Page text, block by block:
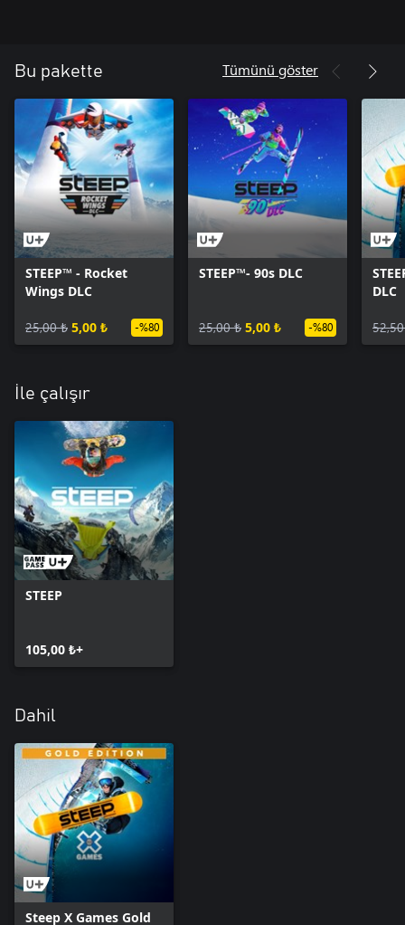
Bu pakette Tümünü göster
STEEP™ - Rocket
Wings DLC
25,00 ₺ 5,00 ₺ -%80
STEEP™- 90s DLC
25,00 ₺ 5,00 ₺ -%80
DLC
İle çalışır
STEEP
105,00 ₺+
Dahil
Steep X Games Gold